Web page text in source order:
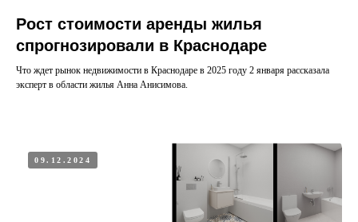
Рост стоимости аренды жилья
спрогнозировали в Краснодаре
Что ждет рынок недвижимости в Краснодаре в 2025 году 2 января рассказала
эксперт в области жилья Анна Анисимова.
09.12.2024